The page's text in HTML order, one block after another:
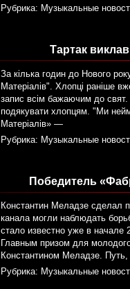
Рубрика: Музыкальные
Тартак
За кілька годин до Нового
Матеріалів". Хлопці раніше
запис всім бажаючим до свят.
подякувати хлопцям. "Ми
Матеріалів» —
Рубрика: Музыкальные
Победитель
Константин Меладзе сделал
канала могли наблюдать
стало известно уже в начале
Главным призом для
Константином Меладзе.
Рубрика: Музыкальные